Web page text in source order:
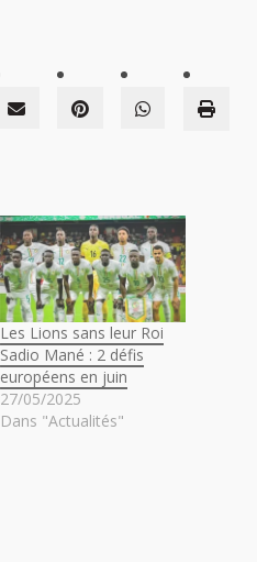
Les Lions sans leur Roi
Sadio Mané : 2 défis
européens en juin
27/05/2025
Dans "Actualités"